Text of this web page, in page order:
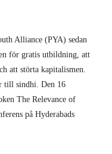
Alliance (PYA) sedan
för gratis utbildning, att
att störta kapitalismen.
till sindhi. Den 16
The Relevance of
på Hyderabads